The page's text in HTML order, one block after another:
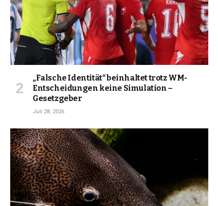
„Falsche Identität“ beinhaltet trotz WM-
Entscheidungen keine Simulation –
Gesetzgeber
Juli 28, 2026